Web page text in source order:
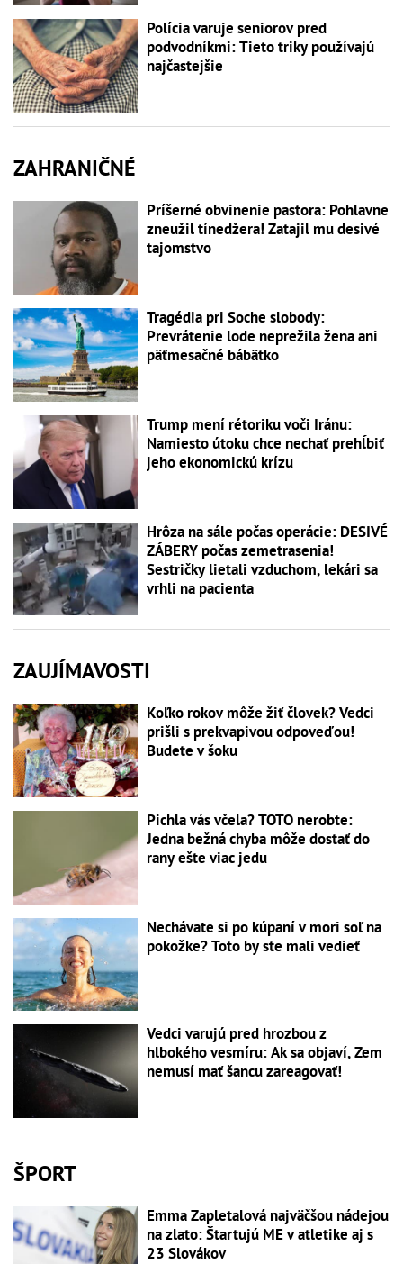
Polícia varuje seniorov pred
podvodníkmi: Tieto triky používajú
najčastejšie
ZAHRANIČNÉ
Príšerné obvinenie pastora: Pohlavne
zneužil tínedžera! Zatajil mu desivé
tajomstvo
Tragédia pri Soche slobody:
Prevrátenie lode neprežila žena ani
päťmesačné bábätko
Trump mení rétoriku voči Iránu:
Namiesto útoku chce nechať prehĺbiť
jeho ekonomickú krízu
Hrôza na sále počas operácie: DESIVÉ
ZÁBERY počas zemetrasenia!
Sestričky lietali vzduchom, lekári sa
vrhli na pacienta
ZAUJÍMAVOSTI
Koľko rokov môže žiť človek? Vedci
prišli s prekvapivou odpoveďou!
Budete v šoku
Pichla vás včela? TOTO nerobte:
Jedna bežná chyba môže dostať do
rany ešte viac jedu
Nechávate si po kúpaní v mori soľ na
pokožke? Toto by ste mali vedieť
Vedci varujú pred hrozbou z
hlbokého vesmíru: Ak sa objaví, Zem
nemusí mať šancu zareagovať!
ŠPORT
Emma Zapletalová najväčšou nádejou
na zlato: Štartujú ME v atletike aj s
23 Slovákov